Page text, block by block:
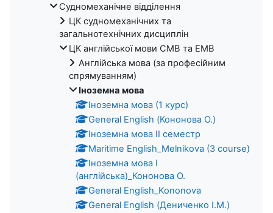
Судномеханічне відділення
ЦК судномеханічних та
загальнотехнічних дисциплін
ЦК англійської мови СМВ та ЕМВ
Англійська мова (за професійним
спрямуванням)
Іноземна мова
Іноземна мова (1 курс)
General English (Кононова О.)
Іноземна мова ІІ семестр
Maritime English_Melnikova (3 course)
Іноземна мова I
(англійська)_Кононова О.
General English_Kononova
General English (Дениченко І.М.)